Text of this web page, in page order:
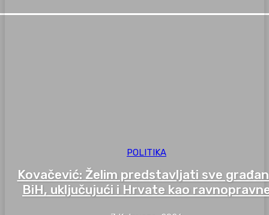
POLITIKA
Kovačević: Želim predstavljati sve
BiH, uključujući i Hrvate kao